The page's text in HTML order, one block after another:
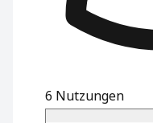
6 Nutzungen